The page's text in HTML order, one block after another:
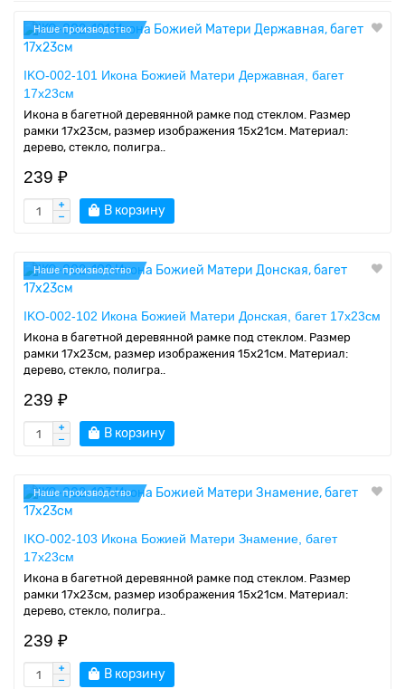
Наше производство
IKO-002-101 Икона Божией Матери Державная, багет
17х23см
Икона в багетной деревянной рамке под стеклом. Размер
рамки 17x23см, размер изображения 15x21см. Материал:
дерево, стекло, полигра..
239 ₽
В корзину
Наше производство
IKO-002-102 Икона Божией Матери Донская, багет 17х23см
Икона в багетной деревянной рамке под стеклом. Размер
рамки 17x23см, размер изображения 15x21см. Материал:
дерево, стекло, полигра..
239 ₽
В корзину
Наше производство
IKO-002-103 Икона Божией Матери Знамение, багет
17х23см
Икона в багетной деревянной рамке под стеклом. Размер
рамки 17x23см, размер изображения 15x21см. Материал:
дерево, стекло, полигра..
239 ₽
В корзину